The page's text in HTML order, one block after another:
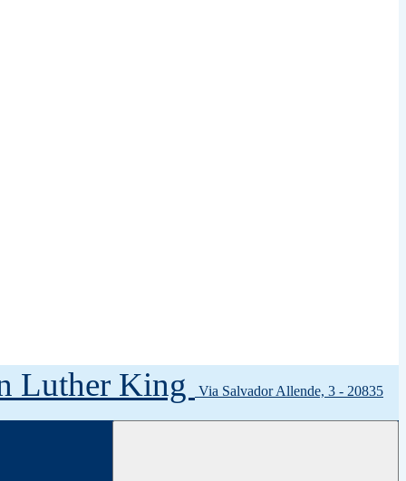
Luther King Via Salvador Allende, 3 - 20835